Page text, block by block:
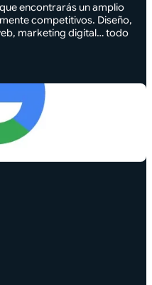
encontrarás un amplio
competitivos. Diseño,
marketing digital… todo